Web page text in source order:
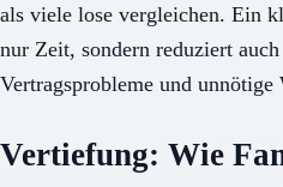
als viele lose vergleichen. Ein
nur Zeit, sondern reduziert
Vertragsprobleme und unnötige
Vertiefung: Wie